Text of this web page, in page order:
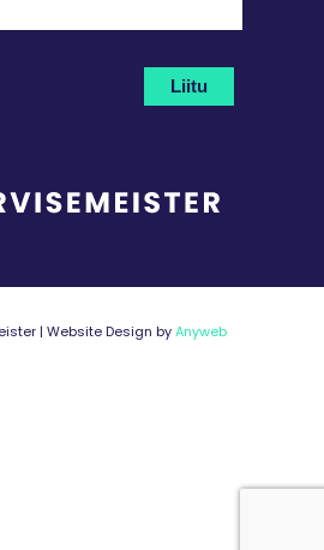
| Website Design byAnyweb